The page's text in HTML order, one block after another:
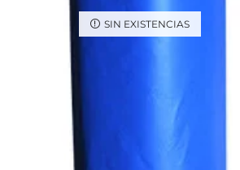
SIN EXISTENCIAS